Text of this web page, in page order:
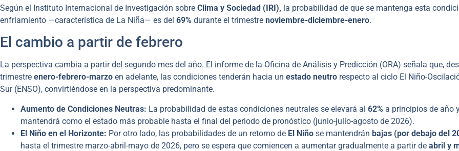
Según el Instituto Internacional de Investigación sobre Clima y Sociedad (IRI), la probabilidad de que se mantenga esta
enfriamiento —característica de La Niña— es del 69% durante el trimestre noviembre-diciembre-enero.
El cambio a partir de febrero
La perspectiva cambia a partir del segundo mes del año. El informe de la Oficina de Análisis y Predicción (ORA) señala que,
trimestre enero-febrero-marzo en adelante, las condiciones tenderán hacia un estado neutro respecto al ciclo El Niño-
Sur (ENSO), convirtiéndose en la perspectiva predominante.
Aumento de Condiciones Neutras: La probabilidad de estas condiciones neutrales se elevará al 62% a principios de año
mantendrá como el estado más probable hasta el final del periodo de pronóstico (junio-julio-agosto de 2026).
El Niño en el Horizonte: Por otro lado, las probabilidades de un retorno de El Niño se mantendrán bajas (por debajo del
hasta el trimestre marzo-abril-mayo de 2026, pero se espera que comiencen a aumentar gradualmente a partir de abril y